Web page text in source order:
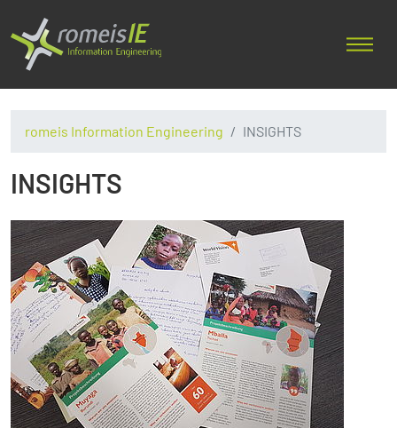
romeis Information Engineering INSIGHTS
INSIGHTS